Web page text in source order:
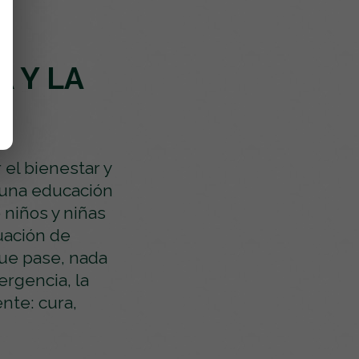
Y LA
el bienestar y
educación
y niñas
de
pase, nada
la
cura,